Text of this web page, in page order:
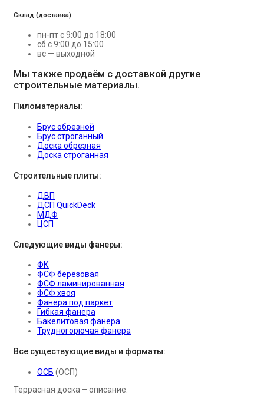
Склад (доставка):
пн-пт с 9:00 до 18:00
сб с 9:00 до 15:00
вс — выходной
Мы также продаём с доставкой другие
строительные материалы.
Пиломатериалы:
Брус обрезной
Брус строганный
Доска обрезная
Доска строганная
Строительные плиты:
ДВП
ДСП QuickDeck
МДФ
ЦСП
Следующие виды фанеры:
ФК
ФСФ берёзовая
ФСФ ламинированная
ФСФ хвоя
Фанера под паркет
Гибкая фанера
Бакелитовая фанера
Трудногорючая фанера
Все существующие виды и форматы:
ОСБ (ОСП)
Террасная доска – описание: